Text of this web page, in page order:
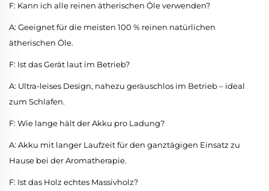
F: Kann ich alle reinen ätherischen Öle verwenden?
A: Geeignet für die meisten 100 % reinen natürlichen
ätherischen Öle.
F: Ist das Gerät laut im Betrieb?
A: Ultra-leises Design, nahezu geräuschlos im Betrieb – ideal
zum Schlafen.
F: Wie lange hält der Akku pro Ladung?
A: Akku mit langer Laufzeit für den ganztägigen Einsatz zu
Hause bei der Aromatherapie.
F: Ist das Holz echtes Massivholz?